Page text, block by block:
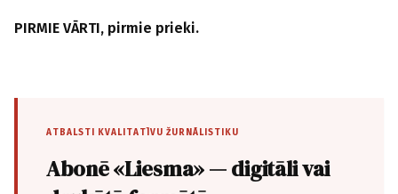
PIRMIE VĀRTI, pirmie prieki.
ATBALSTI KVALITATĪVU ŽURNĀLISTIKU
Abonē «Liesma» — digitāli vai